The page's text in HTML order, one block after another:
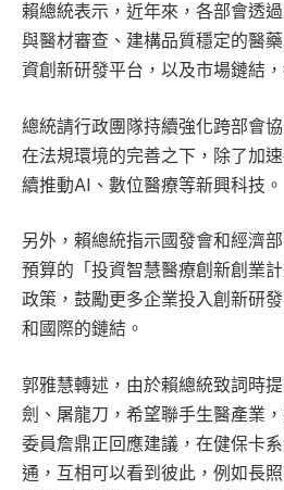
賴總統表示，近年來，各部會透
與醫材審查、建構品質穩定的醫
資創新研發平台，以及市場鏈結
總統請行政團隊持續強化跨部會
在法規環境的完善之下，除了加
續推動AI、數位醫療等新興科技。
另外，賴總統指示國發會和經濟
預算的「投資智慧醫療創新創業
政策，鼓勵更多企業投入創新研
和國際的鏈結。
郭雅慧轉述，由於賴總統致詞時
劍、屠龍刀，希望聯手生醫產業
委員詹鼎正回應建議，在健保卡
通，互相可以看到彼此，例如長